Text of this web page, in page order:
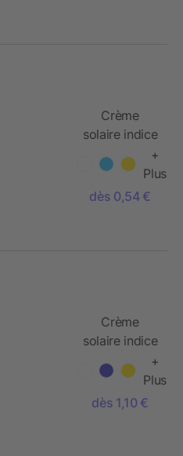
Crème
solaire indice
+
Plus
dès 0,54 €
Crème
solaire indice
SPF 30 dans
un flacon.
+
Plus
dès 1,10 €